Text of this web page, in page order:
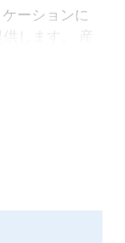
ーションに
します。 産
マートホー
た高解像度
ン、16ビッ